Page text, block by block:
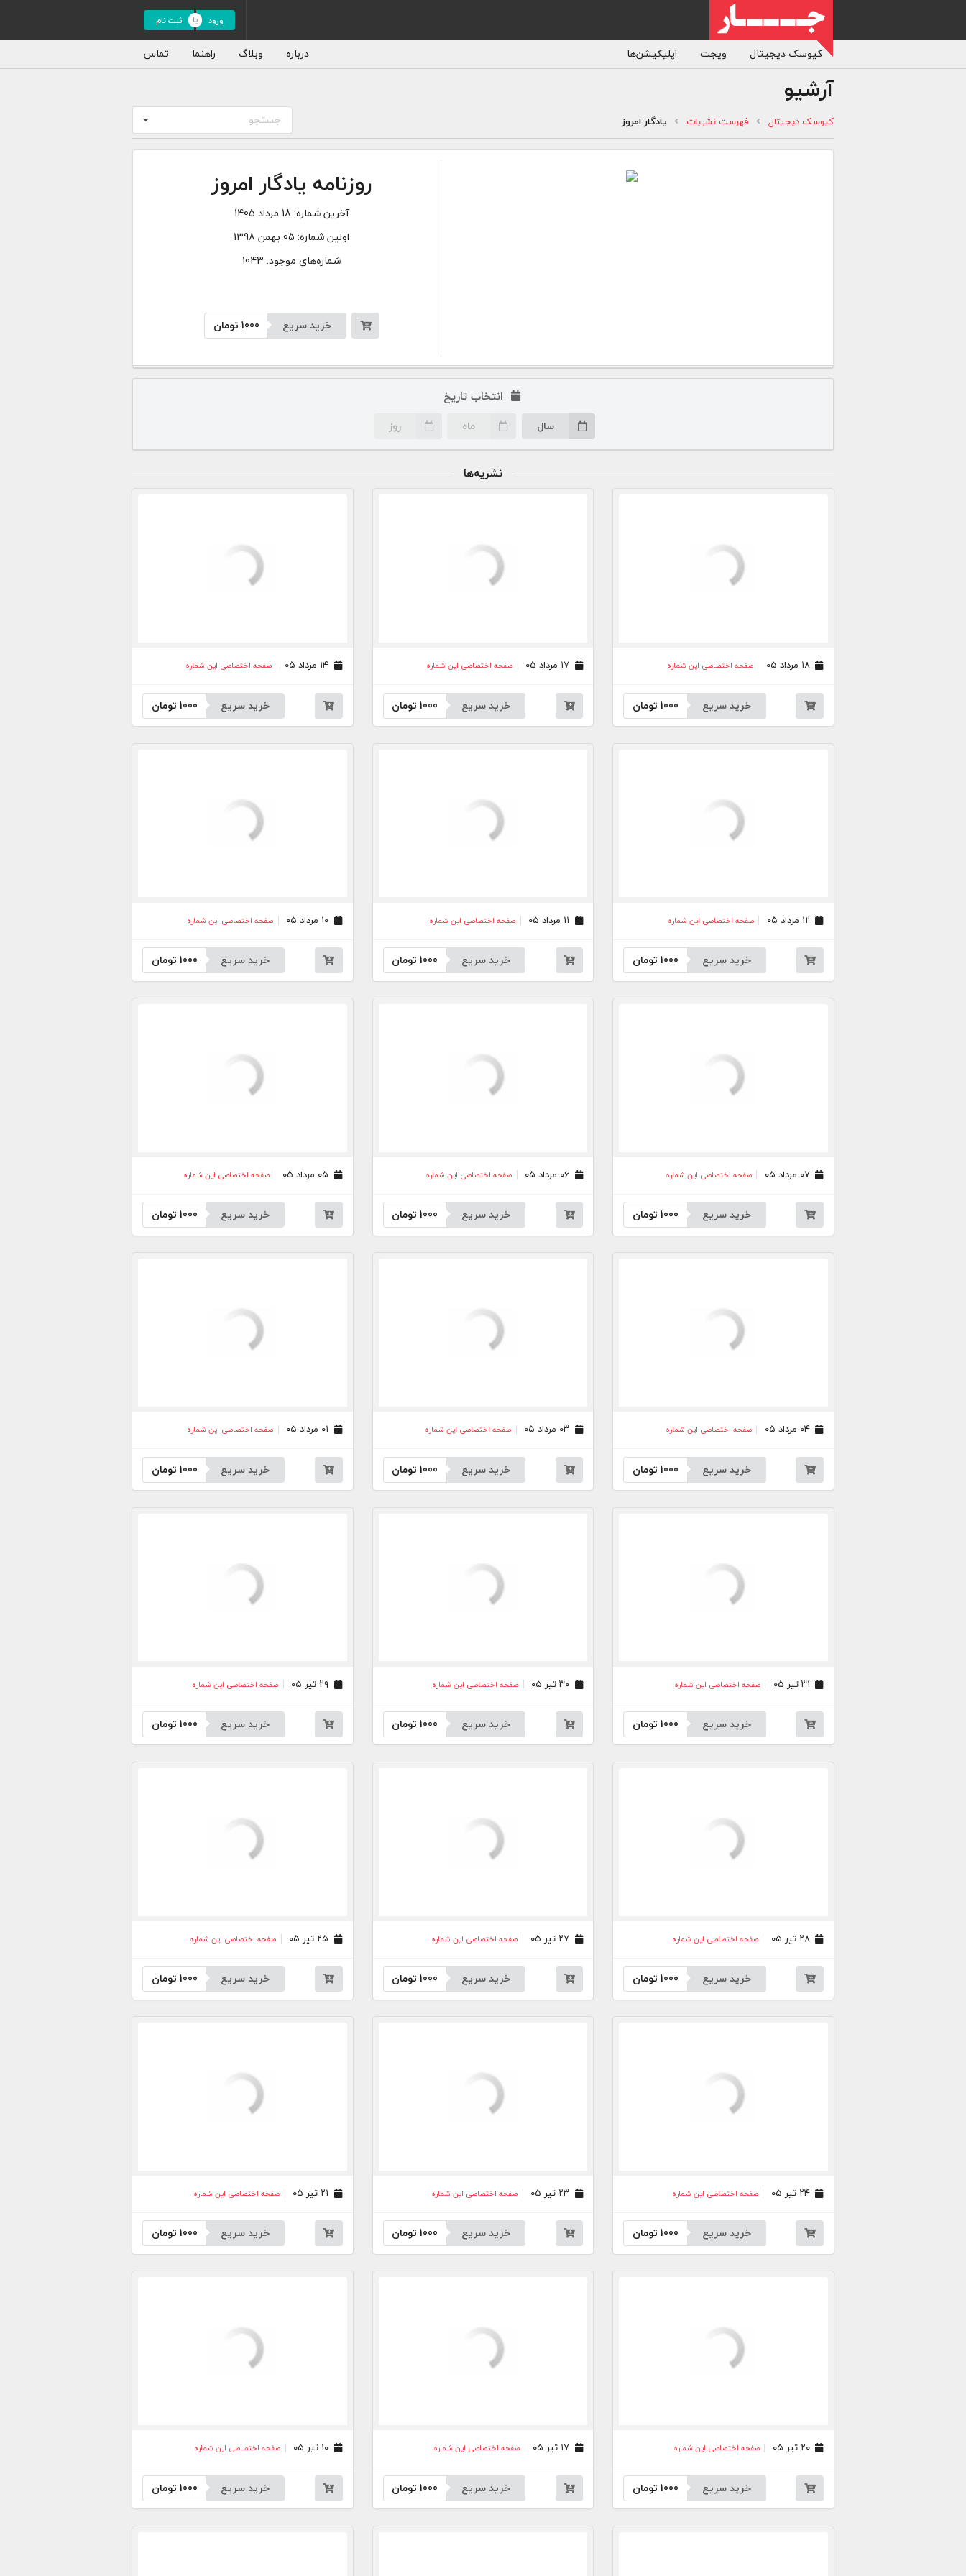
ورود ثبت نام
کیوسک دیجیتال ویجت اپلیکیشن‌ها درباره وبلاگ راهنما تماس
آرشیو
کیوسک دیجیتال فهرست نشریات یادگار امروز جستجو
روزنامه یادگار امروز
آخرین شماره: 18 مرداد 1405
اولین شماره: 05 بهمن 1398
شماره‌های موجود: 1043
خرید سریع 1000 تومان
انتخاب تاریخ
سال ماه روز
نشریه‌ها
۱۸ مرداد ۰۵ صفحه اختصاصی این شماره
خرید سریع 1000 تومان
صفحه اختصاصی این شماره
خرید سریع 1000تومان
صفحه اختصاصی این شماره
خرید سریع 1000 تومان
صفحه اختصاصی این شماره
خرید سریع 1000 تومان
صفحه اختصاصی این شماره
خرید سریع 1000تومان
صفحه اختصاصی این شماره
خرید سریع 1000 تومان
۰۷ مرداد ۰۵ صفحه اختصاصی این شماره
خرید سریع 1000 تومان
صفحه اختصاصی این شماره
خرید سریع 1000تومان
صفحه اختصاصی این شماره
خرید سریع 1000 تومان
۰۴ مرداد ۰۵ صفحه اختصاصی این شماره
خرید سریع 1000 تومان
صفحه اختصاصی این شماره
خرید سریع 1000تومان
صفحه اختصاصی این شماره
خرید سریع 1000 تومان
صفحه اختصاصی این شماره
خرید سریع 1000 تومان
صفحه اختصاصی این شماره
خرید سریع 1000تومان
صفحه اختصاصی این شماره
خرید سریع 1000 تومان
۲۸ تیر ۰۵ صفحه اختصاصی این شماره
خرید سریع 1000 تومان
صفحه اختصاصی این شماره
خرید سریع 1000تومان
صفحه اختصاصی این شماره
خرید سریع 1000 تومان
۲۴ تیر ۰۵ صفحه اختصاصی این شماره
خرید سریع 1000 تومان
صفحه اختصاصی این شماره
خرید سریع 1000تومان
صفحه اختصاصی این شماره
خرید سریع 1000 تومان
۲۰ تیر ۰۵ صفحه اختصاصی این شماره
خرید سریع 1000 تومان
صفحه اختصاصی این شماره
خرید سریع 1000تومان
صفحه اختصاصی این شماره
خرید سریع 1000 تومان